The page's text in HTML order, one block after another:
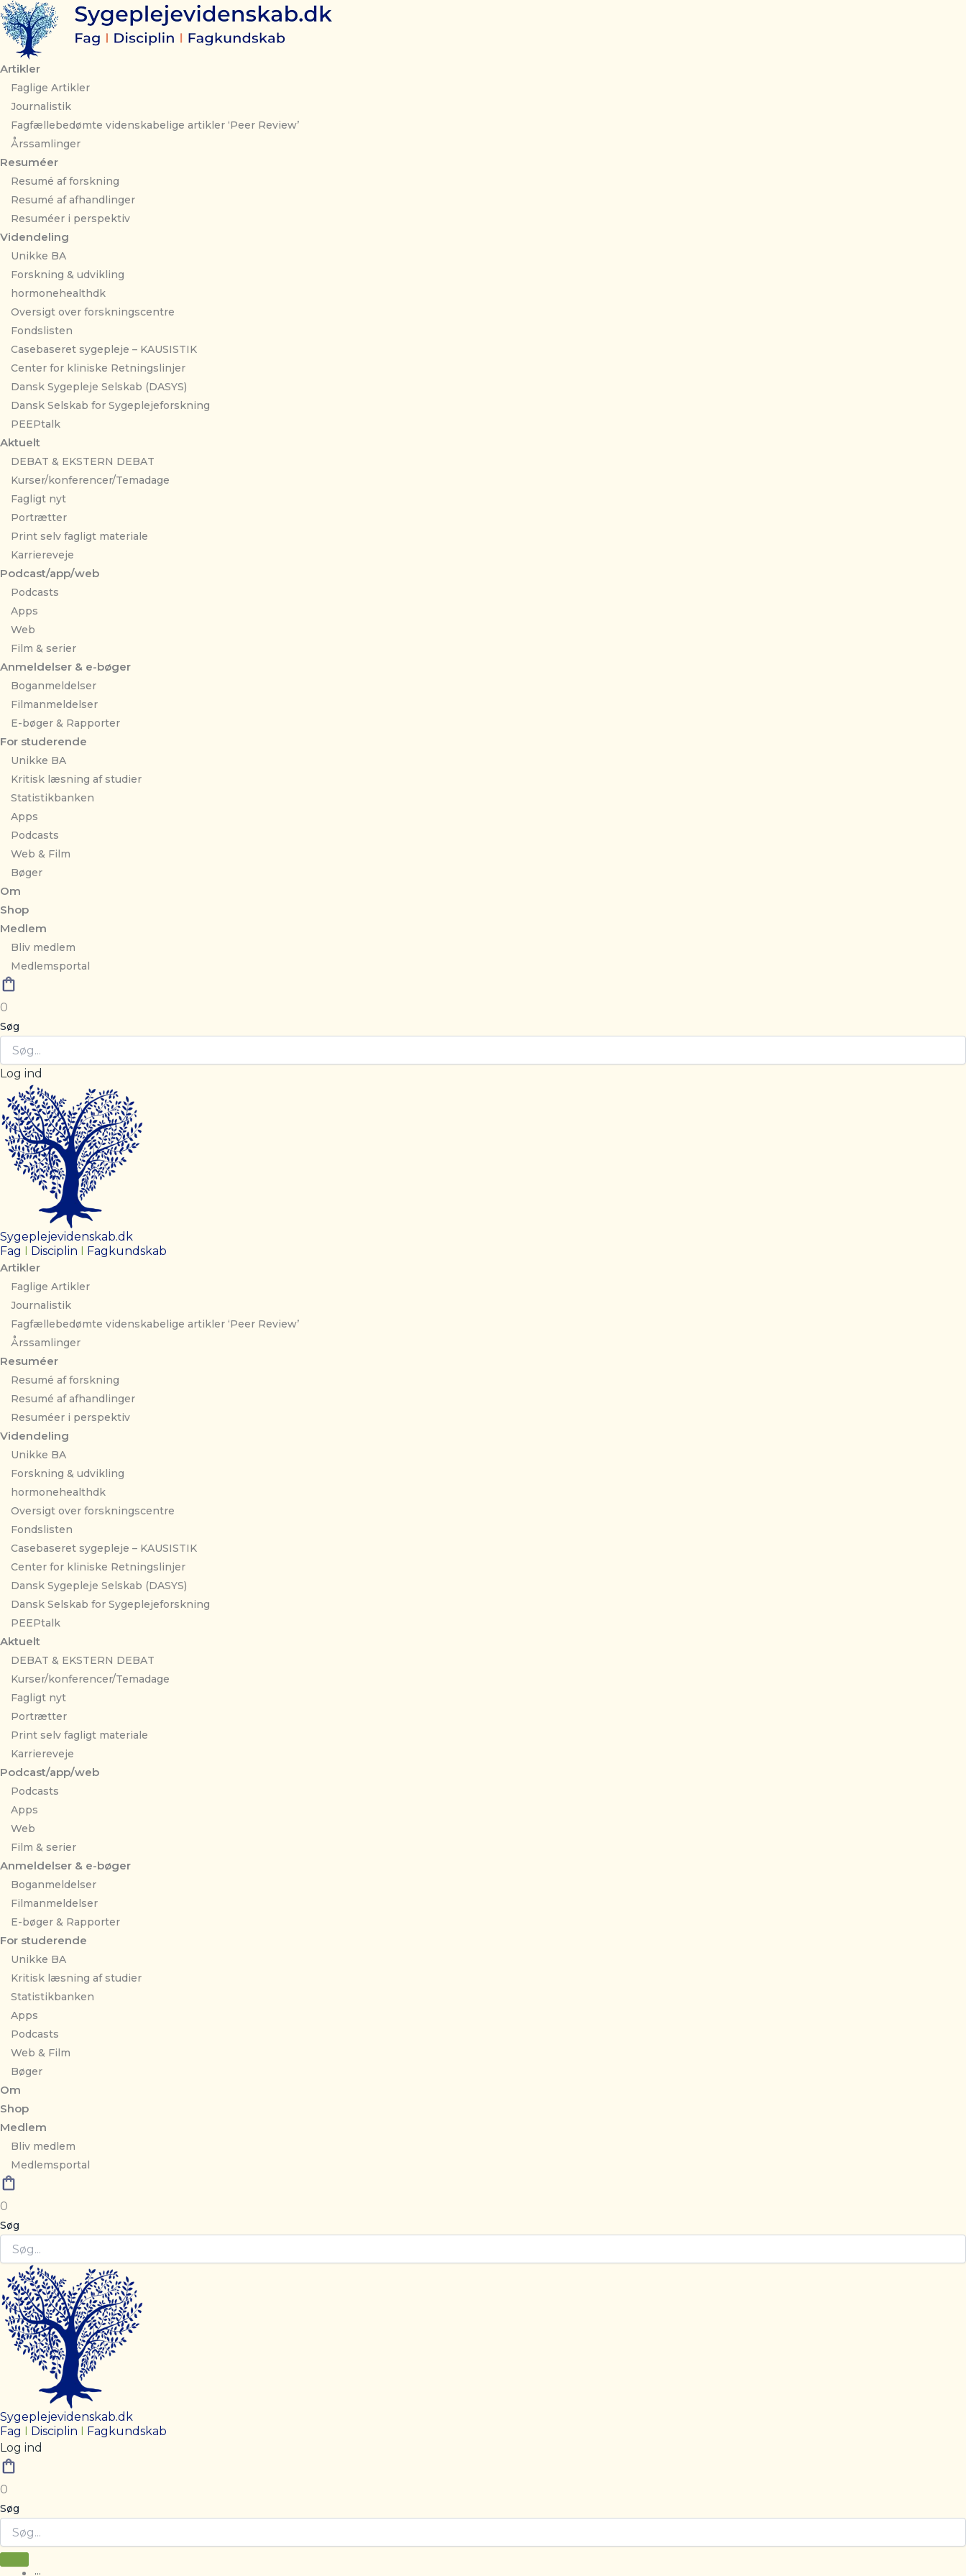
Gå
til
indholdet
Artikler
Faglige Artikler
Journalistik
Fagfællebedømte videnskabelige artikler ‘Peer Review’
Årssamlinger
Resuméer
Resumé af forskning
Resumé af afhandlinger
Resuméer i perspektiv
Videndeling
Unikke BA
Forskning & udvikling
hormonehealthdk
Oversigt over forskningscentre
Fondslisten
Casebaseret sygepleje – KAUSISTIK
Center for kliniske Retningslinjer
Dansk Sygepleje Selskab (DASYS)
Dansk Selskab for Sygeplejeforskning
PEEPtalk
Aktuelt
DEBAT & EKSTERN DEBAT
Kurser/konferencer/Temadage
Fagligt nyt
Portrætter
Print selv fagligt materiale
Karriereveje
Podcast/app/web
Podcasts
Apps
Web
Film & serier
Anmeldelser & e-bøger
Boganmeldelser
Filmanmeldelser
E-bøger & Rapporter
For studerende
Unikke BA
Kritisk læsning af studier
Statistikbanken
Apps
Podcasts
Web & Film
Bøger
Om
Shop
Medlem
Bliv medlem
Medlemsportal
0
Søg
Log ind
Sygeplejevidenskab.dk
Fag I Disciplin I Fagkundskab
Artikler
Faglige Artikler
Journalistik
Fagfællebedømte videnskabelige artikler ‘Peer Review’
Årssamlinger
Resuméer
Resumé af forskning
Resumé af afhandlinger
Resuméer i perspektiv
Videndeling
Unikke BA
Forskning & udvikling
hormonehealthdk
Oversigt over forskningscentre
Fondslisten
Casebaseret sygepleje – KAUSISTIK
Center for kliniske Retningslinjer
Dansk Sygepleje Selskab (DASYS)
Dansk Selskab for Sygeplejeforskning
PEEPtalk
Aktuelt
DEBAT & EKSTERN DEBAT
Kurser/konferencer/Temadage
Fagligt nyt
Portrætter
Print selv fagligt materiale
Karriereveje
Podcast/app/web
Podcasts
Apps
Web
Film & serier
Anmeldelser & e-bøger
Boganmeldelser
Filmanmeldelser
E-bøger & Rapporter
For studerende
Unikke BA
Kritisk læsning af studier
Statistikbanken
Apps
Podcasts
Web & Film
Bøger
Om
Shop
Medlem
Bliv medlem
Medlemsportal
0
Søg
Sygeplejevidenskab.dk
Fag I Disciplin I Fagkundskab
Log ind
0
Søg